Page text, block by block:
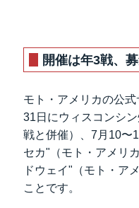
開催は年3戦、
モト・アメリカの公式
31日にウィスコンシ
戦と併催）、7月10〜
セカ"（モト・アメリ
ドウェイ"（モト・ア
ことです。